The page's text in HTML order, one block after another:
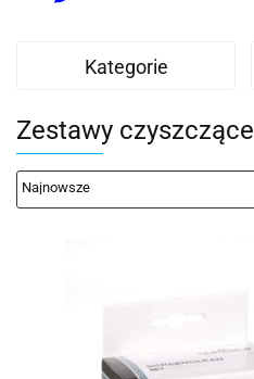
Kategorie
Zestawy czyszczące